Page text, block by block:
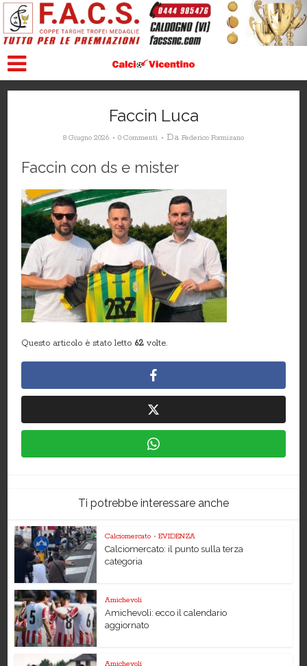
Faccin Luca
8 Giugno 2026 0 Commenti Da Federico Formisano
Faccin con ds e mister
Questo articolo è stato letto 62 volte.
Ti potrebbe interessare anche
Calciomercato • EVIDENZA
Calciomercato: il punto sulla terza
categoria
Amichevoli
Amichevoli: ecco il calendario
aggiornato
Amichevoli